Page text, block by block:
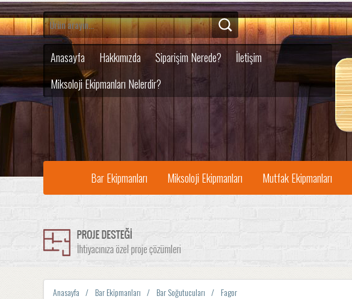
Anasayfa Hakkımızda Siparişim Nerede?
İletişim
Miksoloji Ekipmanları Nelerdir?
Bar Ekipmanları Miksoloji Ekipmanları Mutfak Ekipmanları
Anasayfa Bar Ekipmanları Bar Soğutucuları Fagor